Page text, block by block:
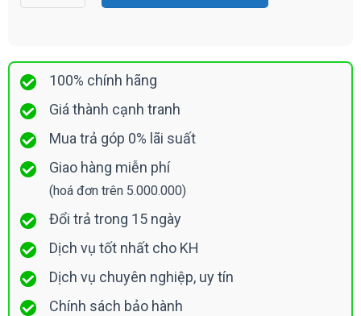
100% chính hãng
Giá thành cạnh tranh
Mua trả góp 0% lãi suất
Giao hàng miễn phí
(hoá đơn trên 5.000.000)
Đổi trả trong 15 ngày
Dịch vụ tốt nhất cho KH
Dịch vụ chuyên nghiệp, uy tín
Chính sách bảo hành